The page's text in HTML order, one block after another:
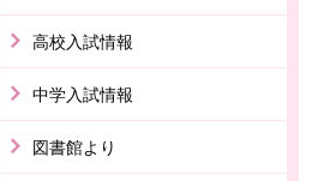
高校入試情報
中学入試情報
図書館より